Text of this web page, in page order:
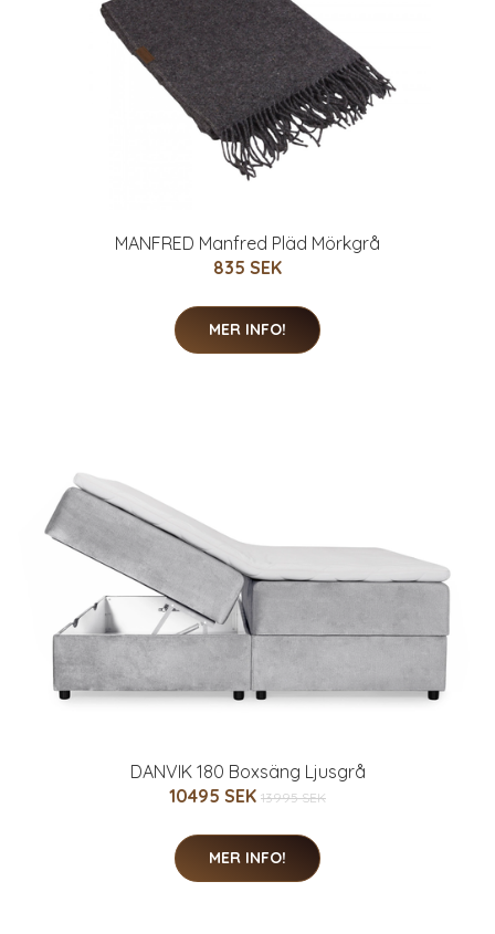
MANFRED Manfred Pläd Mörkgrå
835 SEK
MER INFO!
DANVIK 180 Boxsäng Ljusgrå
10495 SEK 13995 SEK
MER INFO!